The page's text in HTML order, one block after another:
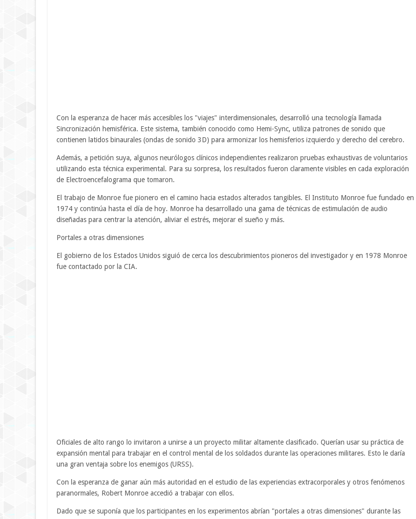
Con la esperanza de hacer más accesibles los "viajes" interdimensionales, desarrolló una tecnología llamada
Sincronización hemisférica. Este sistema, también conocido como Hemi-Sync, utiliza patrones de sonido que
contienen latidos binaurales (ondas de sonido 3D) para armonizar los hemisferios izquierdo y derecho del cerebro.
Además, a petición suya, algunos neurólogos clínicos independientes realizaron pruebas exhaustivas de voluntarios
utilizando esta técnica experimental. Para su sorpresa, los resultados fueron claramente visibles en cada exploración
de Electroencefalograma que tomaron.
El trabajo de Monroe fue pionero en el camino hacia estados alterados tangibles. El Instituto Monroe fue fundado en
1974 y continúa hasta el día de hoy. Monroe ha desarrollado una gama de técnicas de estimulación de audio
diseñadas para centrar la atención, aliviar el estrés, mejorar el sueño y más.
Portales a otras dimensiones
El gobierno de los Estados Unidos siguió de cerca los descubrimientos pioneros del investigador y en 1978 Monroe
fue contactado por la CIA.
Oficiales de alto rango lo invitaron a unirse a un proyecto militar altamente clasificado. Querían usar su práctica de
expansión mental para trabajar en el control mental de los soldados durante las operaciones militares. Esto le daría
una gran ventaja sobre los enemigos (URSS).
Con la esperanza de ganar aún más autoridad en el estudio de las experiencias extracorporales y otros fenómenos
paranormales, Robert Monroe accedió a trabajar con ellos.
Dado que se suponía que los participantes en los experimentos abrían "portales a otras dimensiones" durante las